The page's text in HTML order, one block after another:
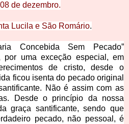
08 de dezembro.
Lucila e São Romário.
Concebida Sem Pecado”
por uma exceção especial, em
de cristo, desde o
ficou isenta do pecado original
Não é assim com as
Desde o princípio da nossa
graça santificante, sendo que
pecado, não pessoal, é